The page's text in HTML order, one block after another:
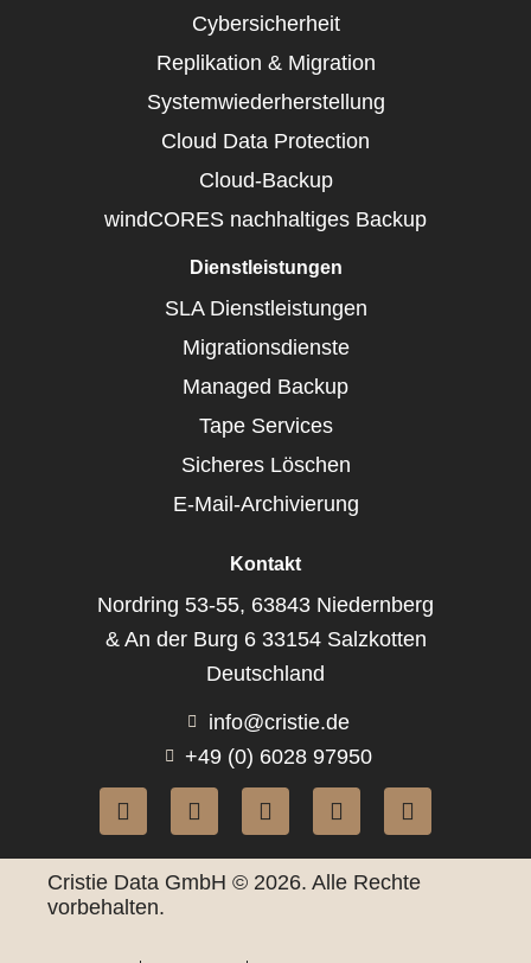
Cybersicherheit
Replikation & Migration
Systemwiederherstellung
Cloud Data Protection
Cloud-Backup
windCORES nachhaltiges Backup
Dienstleistungen
SLA Dienstleistungen
Migrationsdienste
Managed Backup
Tape Services
Sicheres Löschen
E-Mail-Archivierung
Kontakt
Nordring 53-55, 63843 Niedernberg
& An der Burg 6 33154 Salzkotten
Deutschland
info@cristie.de
+49 (0) 6028 97950
Cristie Data GmbH © 2026. Alle Rechte
vorbehalten.